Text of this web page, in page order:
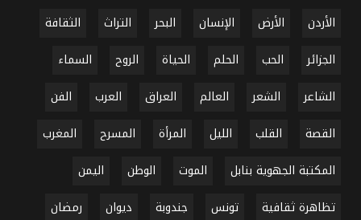
الأردن الأرض الإنسان البحر التراث
الثقافة
الجزائر
الحب الحلم الحياة الروح
السماء
الشاعر
الشعر العالم العراق العرب
الفن
القصة
القلب الليل المرأة المسرح
المغرب
المكتبة الجهوية بنابل
الموت الوطن
اليمن
تظاهرة ثقافية
تونس جندوبة ديوان
رمضان